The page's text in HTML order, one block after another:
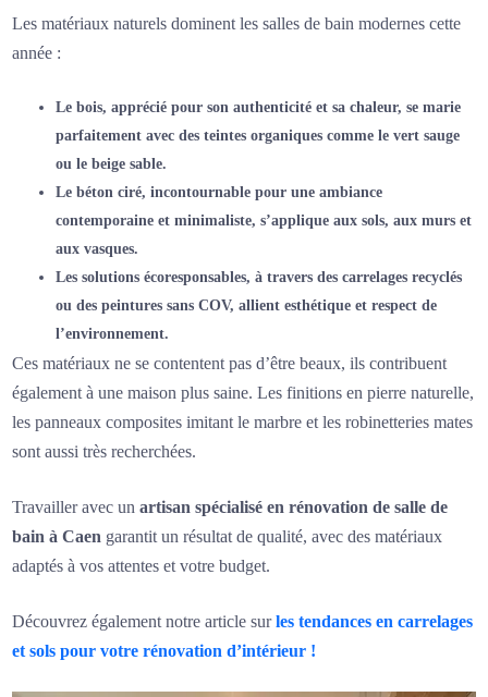
Les matériaux naturels dominent les salles de bain modernes cette
année :
Le bois, apprécié pour son authenticité et sa chaleur, se marie
parfaitement avec des teintes organiques comme le vert sauge
ou le beige sable.
Le béton ciré, incontournable pour une ambiance
contemporaine et minimaliste, s’applique aux sols, aux murs et
aux vasques.
Les solutions écoresponsables, à travers des carrelages recyclés
ou des peintures sans COV, allient esthétique et respect de
l’environnement.
Ces matériaux ne se contentent pas d’être beaux, ils contribuent
également à une maison plus saine. Les finitions en pierre naturelle,
les panneaux composites imitant le marbre et les robinetteries mates
sont aussi très recherchées.
Travailler avec unartisan spécialisé en rénovation de salle de
bain à Caen garantit un résultat de qualité, avec des matériaux
adaptés à vos attentes et votre budget.
Découvrez également notre article surles tendances en carrelages
et sols pour votre rénovation d’intérieur !